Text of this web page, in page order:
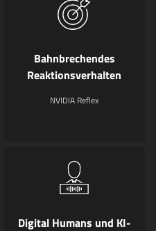
Bahnbrechendes
Reaktionsverhalten
NVIDIA Reflex
Digital Humans und KI-